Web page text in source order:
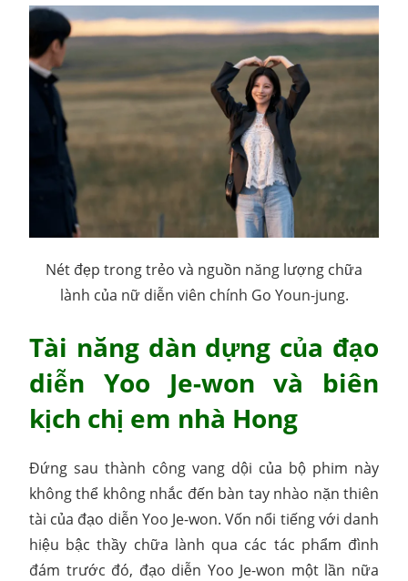
Nét đẹp trong trẻo và nguồn năng lượng chữa
lành của nữ diễn viên chính Go Youn-jung.
Tài năng dàn dựng của đạo
diễn Yoo Je-won và biên
kịch chị em nhà Hong
Đứng sau thành công vang dội của bộ phim này
không thể không nhắc đến bàn tay nhào nặn thiên
tài của đạo diễn Yoo Je-won. Vốn nổi tiếng với danh
hiệu bậc thầy chữa lành qua các tác phẩm đình
đám trước đó, đạo diễn Yoo Je-won một lần nữa